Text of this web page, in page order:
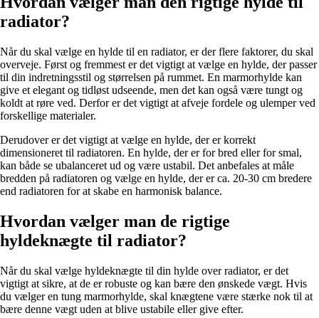
radiator?
Når du skal vælge en hylde til en radiator, er der flere faktorer, du skal
overveje. Først og fremmest er det vigtigt at vælge en hylde, der passer
til din indretningsstil og størrelsen på rummet. En marmorhylde kan
give et elegant og tidløst udseende, men det kan også være tungt og
koldt at røre ved. Derfor er det vigtigt at afveje fordele og ulemper ved
forskellige materialer.
Derudover er det vigtigt at vælge en hylde, der er korrekt
dimensioneret til radiatoren. En hylde, der er for bred eller for smal,
kan både se ubalanceret ud og være ustabil. Det anbefales at måle
bredden på radiatoren og vælge en hylde, der er ca. 20-30 cm bredere
end radiatoren for at skabe en harmonisk balance.
Hvordan vælger man de rigtige
hyldeknægte til radiator?
Når du skal vælge hyldeknægte til din hylde over radiator, er det
vigtigt at sikre, at de er robuste og kan bære den ønskede vægt. Hvis
du vælger en tung marmorhylde, skal knægtene være stærke nok til at
bære denne vægt uden at blive ustabile eller give efter.